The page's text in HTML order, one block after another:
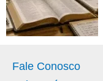
Fale Conosco